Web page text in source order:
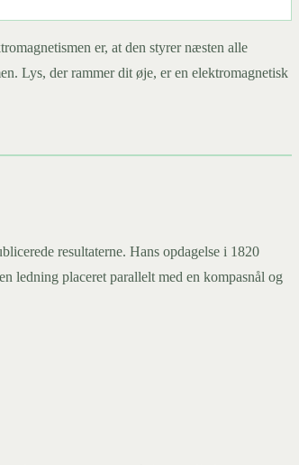
er, at den styrer næsten alle
Lys, der rammer dit øje, er en elektromagnetisk
resultaterne. Hans opdagelse i 1820
ledning placeret parallelt med en kompasnål og